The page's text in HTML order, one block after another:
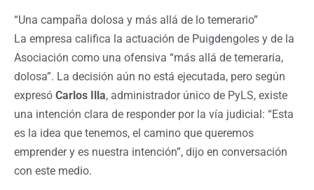
“Una campaña dolosa y más allá de lo temerario”
La empresa califica la actuación de Puigdengoles y de la
Asociación como una ofensiva “más allá de temeraria,
dolosa”. La decisión aún no está ejecutada, pero según
expresó Carlos Illa, administrador único de PyLS, existe
una intención clara de responder por la vía judicial: “Esta
es la idea que tenemos, el camino que queremos
emprender y es nuestra intención”, dijo en conversación
con este medio.